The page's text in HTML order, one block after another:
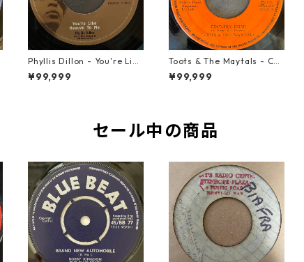
Phyllis Dillon - You're Like
Heaven To Me【7-21913】
¥99,999
Toots & The Maytals - Cou
ntry Road【7-21951】
¥99,999
セール中の商品